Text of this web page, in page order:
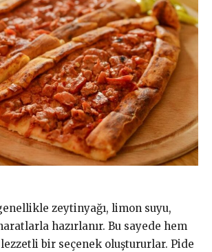
zeytinyağı, limon suyu,
hazırlanır. Bu sayede hem
lezzetli bir seçenek oluştururlar. Pide